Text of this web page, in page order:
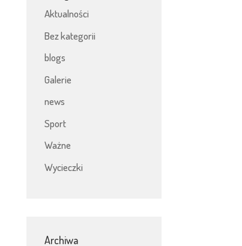
Aktualności
Bez kategorii
blogs
Galerie
news
Sport
Ważne
Wycieczki
Archiwa